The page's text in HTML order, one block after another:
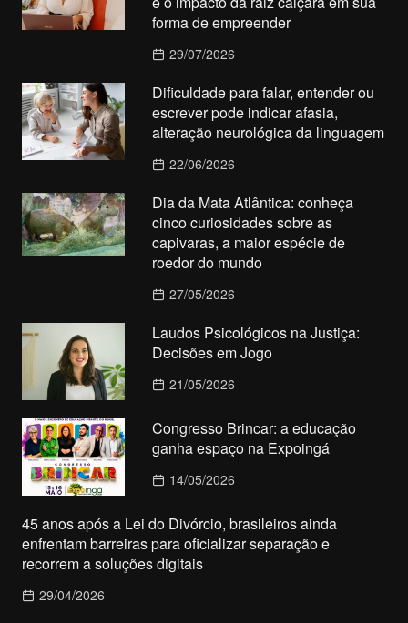
forma de empreender
29/07/2026
Dificuldade para falar, entender ou
escrever pode indicar afasia,
alteração neurológica da linguagem
22/06/2026
Dia da Mata Atlântica: conheça
cinco curiosidades sobre as
capivaras, a maior espécie de
roedor do mundo
27/05/2026
Laudos Psicológicos na Justiça:
Decisões em Jogo
21/05/2026
Congresso Brincar: a educação
ganha espaço na Expoingá
14/05/2026
45 anos após a Lei do Divórcio, brasileiros ainda
enfrentam barreiras para oficializar separação e
recorrem a soluções digitais
29/04/2026